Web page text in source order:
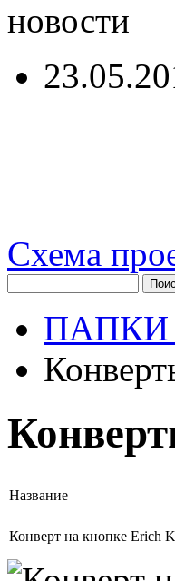
новости
Схема
ПАПКИ
Название
Конверт на кнопке Erich